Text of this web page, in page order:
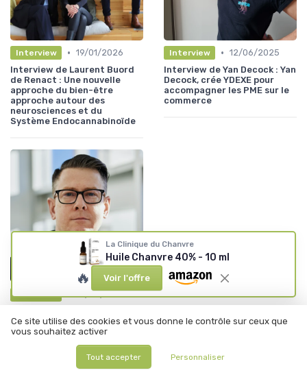
Interview • 19/01/2026
Interview de Laurent Buord
de Renact : Une nouvelle
approche du bien-être
approche autour des
neurosciences et du
Système Endocannabinoïde
Interview • 12/06/2025
Interview de Yan Decock : Yan
Decock, crée YDEXE pour
accompagner les PME sur le
commerce
Interview • 12/06/2025
Compagnons à Quatre Pattes
: Démystification, Sécurité et
Potentiel Thérapeutique
La Clinique du Chanvre
Huile Chanvre 40% - 10 ml
🔥 Voir l'offre
Ce site utilise des cookies et vous donne le contrôle sur ceux que
vous souhaitez activer
Tout accepter Personnaliser